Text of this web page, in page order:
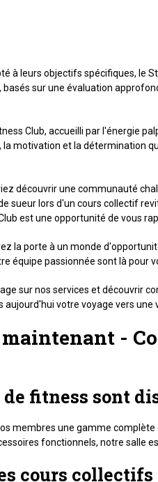
à leurs objectifs spécifiques, le
sur une évaluation
Club, accueilli par l'énergie
motivation et la détermination
découvrir une communauté
sueur lors d'un cours collectif
est une opportunité de vous
la porte à un monde
équipe passionnée sont là pour
sur nos services et découvrir
votre voyage vers
-
fitness sont
membres une gamme
fonctionnels, notre
cours